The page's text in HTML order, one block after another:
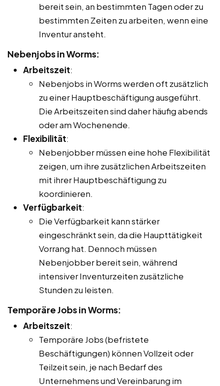
bereit sein, an bestimmten Tagen oder zu
bestimmten Zeiten zu arbeiten, wenn eine
Inventur ansteht.
Nebenjobs in Worms:
Arbeitszeit:
Nebenjobs in Worms werden oft zusätzlich
zu einer Hauptbeschäftigung ausgeführt.
Die Arbeitszeiten sind daher häufig abends
oder am Wochenende.
Flexibilität:
Nebenjobber müssen eine hohe Flexibilität
zeigen, um ihre zusätzlichen Arbeitszeiten
mit ihrer Hauptbeschäftigung zu
koordinieren.
Verfügbarkeit:
Die Verfügbarkeit kann stärker
eingeschränkt sein, da die Haupttätigkeit
Vorrang hat. Dennoch müssen
Nebenjobber bereit sein, während
intensiver Inventurzeiten zusätzliche
Stunden zu leisten.
Temporäre Jobs in Worms:
Arbeitszeit:
Temporäre Jobs (befristete
Beschäftigungen) können Vollzeit oder
Teilzeit sein, je nach Bedarf des
Unternehmens und Vereinbarung im